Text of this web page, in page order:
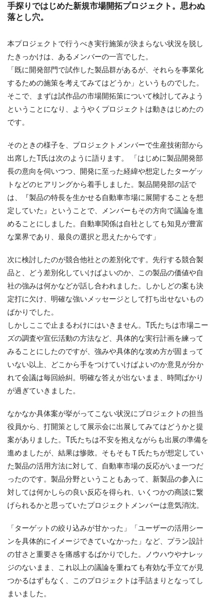
手探りではじめた新規市場開拓プロジェクト。思わぬ
落とし穴。
本プロジェクトで行うべき実行施策が決まらない状況を脱し
たきっかけは、あるメンバーの一言でした。
「既に開発部門で試作した製品群があるが、それらを事業化
するための施策を考えてみてはどうか」というものでした。
そこで、まずは試作品の市場開拓策について検討してみよう
ということになり、ようやくプロジェクトは動きはじめたの
です。
そのときの様子を、プロジェクトメンバーで生産技術部から
出席したT氏は次のように語ります。 「はじめに製品開発部
長の意向を伺いつつ、開発に至った経緯や想定したターゲッ
トなどのヒアリングから着手しました。製品開発部の話で
は、『製品の特長を生かせる自動車市場に展開することを想
定していた』ということで、メンバーもその方向で議論を進
めることにしました。自動車関係は自社としても知見が豊富
な業界であり、最良の選択と思えたからです」
次に検討したのが競合他社との差別化です。先行する競合製
品と、どう差別化していけばよいのか、この製品の価値や自
社の強みは何かなどが話し合われました。しかしどの案も決
定打に欠け、明確な強いメッセージとして打ち出せないもの
ばかりでした。
しかしここで止まるわけにはいきません。T氏たちは市場ニー
ズの調査や宣伝活動の方法など、具体的な実行計画を練って
みることにしたのですが、強みや具体的な攻め方が固まって
いない以上、どこから手をつけていけばよいのか意見が分か
れて会議は毎回紛糾。明確な答えが出ないまま、時間ばかり
が過ぎていきました。
なかなか具体案が挙がってこない状況にプロジェクトの担当
役員から、打開策として展示会に出展してみてはどうかと提
案がありました。T氏たちは不安を抱えながらも出展の準備を
進めましたが、結果は惨敗。そもそもＴ氏たちが想定してい
た製品の活用方法に対して、自動車市場の反応がいま一つだ
ったのです。製品分野ということもあって、新製品の参入に
対しては何かしらの良い反応を得られ、いくつかの商談に繋
げられるかと思っていたプロジェクトメンバーは意気消沈。
「ターゲットの絞り込みが甘かった」「ユーザーの活用シー
ンを具体的にイメージできていなかった」など、プラン設計
の甘さと重要さを痛感するばかりでした。ノウハウやナレッ
ジのないまま、これ以上の議論を重ねても有効な手立てが見
つかるはずもなく、このプロジェクトは手詰まりとなってし
まいました。